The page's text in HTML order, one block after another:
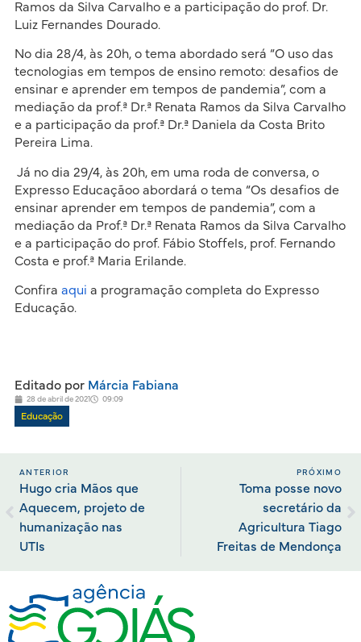
Ramos da Silva Carvalho e a participação do prof. Dr.
Luiz Fernandes Dourado.
No dia 28/4, às 20h, o tema abordado será “O uso das
tecnologias em tempos de ensino remoto: desafios de
ensinar e aprender em tempos de pandemia”, com a
mediação da prof.ª Dr.ª Renata Ramos da Silva Carvalho
e a participação da prof.ª Dr.ª Daniela da Costa Brito
Pereira Lima.
Já no dia 29/4, às 20h, em uma roda de conversa, o
Expresso Educaçãoo abordará o tema “Os desafios de
ensinar aprender em tempos de pandemia”, com a
mediação da Prof.ª Dr.ª Renata Ramos da Silva Carvalho
e a participação do prof. Fábio Stoffels, prof. Fernando
Costa e prof.ª Maria Erilande.
Confira aqui a programação completa do Expresso
Educação.
Editado porMárcia Fabiana
28 de abril de 2021 09:09
Educação
ANTERIOR
Hugo cria Mãos que
Aquecem, projeto de
humanização nas
UTIs
PRÓXIMO
Toma posse novo
secretário da
Agricultura Tiago
Freitas de Mendonça